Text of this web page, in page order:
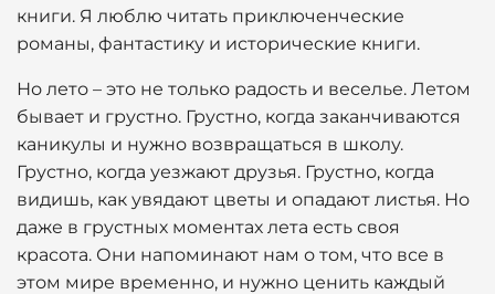
книги. Я люблю читать приключенческие
романы, фантастику и исторические книги.
Но лето – это не только радость и веселье. Летом
бывает и грустно. Грустно, когда заканчиваются
каникулы и нужно возвращаться в школу.
Грустно, когда уезжают друзья. Грустно, когда
видишь, как увядают цветы и опадают листья. Но
даже в грустных моментах лета есть своя
красота. Они напоминают нам о том, что все в
этом мире временно, и нужно ценить каждый